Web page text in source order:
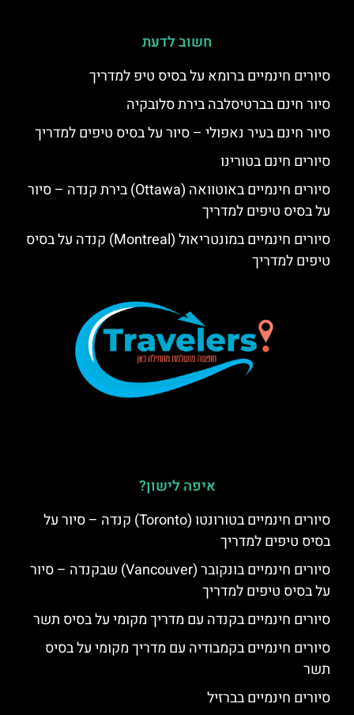
חשוב לדעת
סיורים חינמיים ברומא על בסיס טיפ למדריך
סיור חינם בברטיסלבה בירת סלובקיה
סיור חינם בעיר נאפולי – סיור על בסיס טיפים למדריך
סיורים חינם בטורינו
סיורים חינמיים באוטוואה (Ottawa) בירת קנדה – סיור
על בסיס טיפים למדריך
סיורים חינמיים במונטריאול (Montreal) קנדה על בסיס
טיפים למדריך
איפה לישון?
סיורים חינמיים בטורונטו (Toronto) קנדה – סיור על
בסיס טיפים למדריך
סיורים חינמיים בונקובר (Vancouver) שבקנדה – סיור
על בסיס טיפים למדריך
סיורים חינמיים בקנדה עם מדריך מקומי על בסיס תשר
סיורים חינמיים בקמבודיה עם מדריך מקומי על בסיס
תשר
סיורים חינמיים בברזיל